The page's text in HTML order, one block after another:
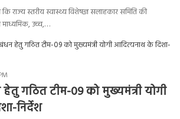
राज्य स्तरीय स्वास्थ्य विशेषज्ञ सलाहकार समिति की
उच्च,…
हेतु गठित टीम-09 को मुख्यमंत्री योगी
निर्देश